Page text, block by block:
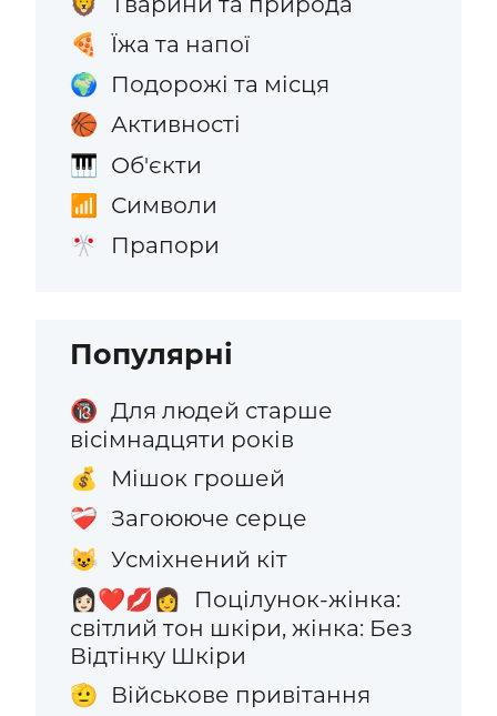
🍕 Їжа та напої
🌍 Подорожі та місця
🏀 Активності
🎹 Об'єкти
📶 Символи
🎌 Прапори
Популярні
🔞 Для людей старше
вісімнадцяти років
💰 Мішок грошей
❤️‍🩹 Загоююче серце
😺 Усміхнений кіт
👩🏻‍❤️‍💋‍👩
Поцілунок-жінка:
світлий тон шкіри, жінка: Без
Відтінку Шкіри
🫡 Військове привітання